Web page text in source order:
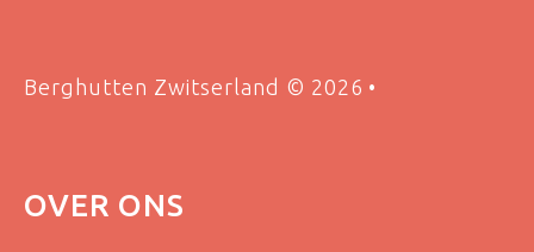
Berghutten Zwitserland © 2026
OVER ONS